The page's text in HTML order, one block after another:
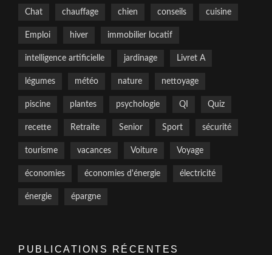
Chat chauffage chien conseils cuisine
Emploi hiver immobilier locatif
intelligence artificielle jardinage Livret A
légumes météo nature nettoyage
piscine plantes psychologie QI Quiz
recette Retraite Senior Sport sécurité
tourisme vacances Voiture Voyage
économies économies d'énergie électricité
énergie épargne
PUBLICATIONS RÉCENTES